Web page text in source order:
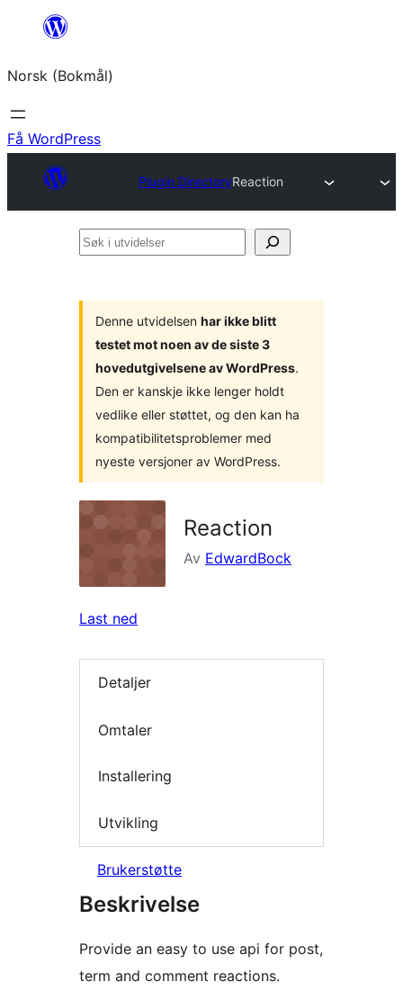
Hopp
innhold
Norsk (Bokmål)
Få WordPress
Plugin DirectoryReaction
Søk
Denne utvidelsen har ikke blitt
testet mot noen av de siste 3
hovedutgivelsene av WordPress.
Den er kanskje ikke lenger holdt
vedlike eller støttet, og den kan ha
kompatibilitetsproblemer med
nyeste versjoner av WordPress.
Reaction
Av EdwardBock
Last ned
Detaljer
Omtaler
Installering
Utvikling
Brukerstøtte
Beskrivelse
Provide an easy to use api for post,
term and comment reactions.